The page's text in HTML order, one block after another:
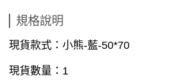
規格說明
現貨款式：小熊-藍-50*70
現貨數量：1